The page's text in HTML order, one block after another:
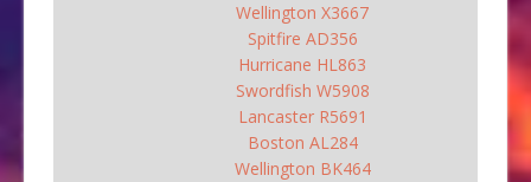
Wellington X3667
Spitfire AD356
Hurricane HL863
Swordfish W5908
Lancaster R5691
Boston AL284
Wellington BK464